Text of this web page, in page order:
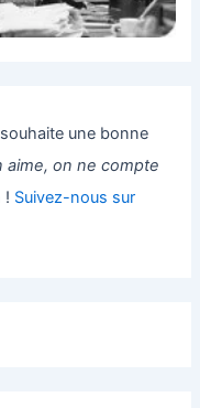
une bonne
aime, on ne compte
! Suivez-nous sur